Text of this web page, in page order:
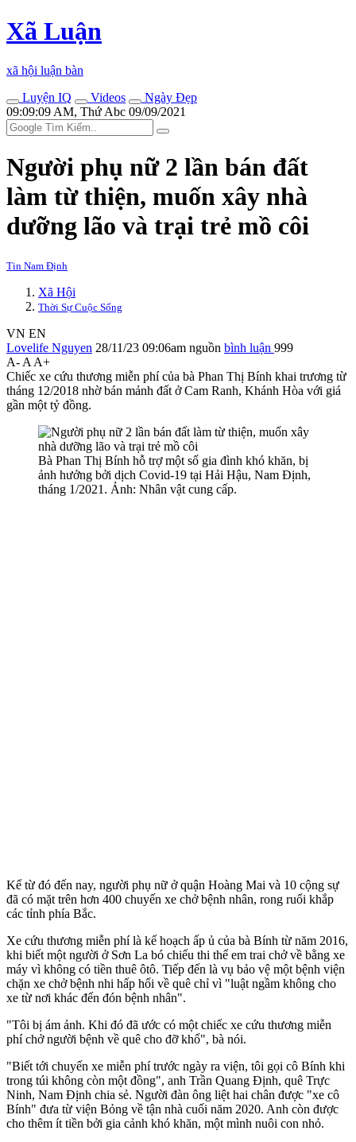
Xã Luận
xã hội luận bàn
Luyện IQ
Videos
Ngày Đẹp
09:09:09 AM, Thứ Abc 09/09/2021
Người phụ nữ 2 lần bán đất
làm từ thiện, muốn xây nhà
dưỡng lão và trại trẻ mồ côi
Tin Nam Định
Xã Hội
Thời Sự Cuộc Sống
VN EN
Lovelife Nguyen 28/11/23 09:06am nguồn bình luận 999
A- A A+
Chiếc xe cứu thương miễn phí của bà Phan Thị Bính khai trương từ
tháng 12/2018 nhờ bán mảnh đất ở Cam Ranh, Khánh Hòa với giá
gần một tỷ đồng.
Bà Phan Thị Bính hỗ trợ một số gia đình khó khăn, bị
ảnh hưởng bởi dịch Covid-19 tại Hải Hậu, Nam Định,
tháng 1/2021. Ảnh: Nhân vật cung cấp.
Kể từ đó đến nay, người phụ nữ ở quận Hoàng Mai và 10 cộng sự
đã có mặt trên hơn 400 chuyến xe chở bệnh nhân, rong ruổi khắp
các tỉnh phía Bắc.
Xe cứu thương miễn phí là kế hoạch ấp ủ của bà Bính từ năm 2016,
khi biết một người ở Sơn La bó chiếu th‌i th‌ể em trai chở về bằng xe
máy vì không có tiền thuê ôtô. Tiếp đến là vụ bảo vệ một bệnh viện
chặn xe chở bệnh nhi hấp hối về quê chỉ vì "luật ngầm không cho
xe từ nơi khác đến đón bệnh nhân".
"Tôi bị ám ảnh. Khi đó đã ước có một chiếc xe cứu thương miễn
phí chở người bệnh về quê cho đỡ khổ", bà nói.
"Biết tới chuyến xe miễn phí trước ngày ra viện, tôi gọi cô Bính khi
trong túi không còn một đồng", anh Trần Quang Định, quê Trực
Ninh, Nam Định chia sẻ. Người đàn ông liệt hai chân được "xe cô
Bính" đưa từ viện Bỏng về tận nhà cuối năm 2020. Anh còn được
cho thêm ít tiền bởi gia cảnh khó khăn, một mình nuôi con nhỏ.